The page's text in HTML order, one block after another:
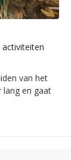
van het
lang en gaat